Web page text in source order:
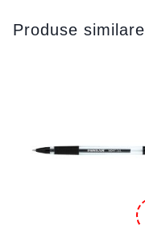
Produse similare